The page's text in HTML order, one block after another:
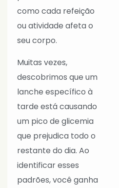
como cada refeição
ou atividade afeta o
seu corpo.
Muitas vezes,
descobrimos que um
lanche específico à
tarde está causando
um pico de glicemia
que prejudica todo o
restante do dia. Ao
identificar esses
padrões, você ganha